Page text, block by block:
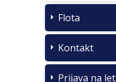
Flota
Kontakt
Prijava na let